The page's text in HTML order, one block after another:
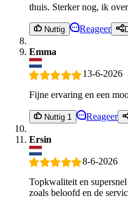
thuis. Sterker nog, ik
Nuttig Reageer
Emma
13-6-2026
Fijne ervaring en een
Nuttig 1 Reageer
Ersin
8-6-2026
Topkwaliteit en
zoals beloofd en de